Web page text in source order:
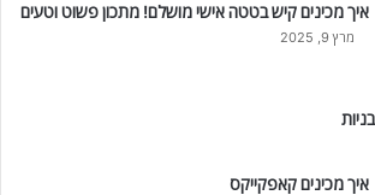
איך מכינים קיש בטטה אישי מושלם! מתכון פשוט וטעים
מרץ 9, 2025
איך מכינים קאפקייקס